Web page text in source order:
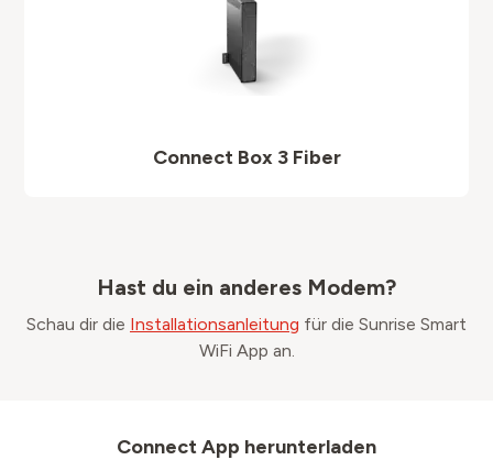
Connect Box 3 Fiber
Hast du ein anderes Modem?
Schau dir die Installationsanleitung für die Sunrise Smart
WiFi App an.
Connect App herunterladen